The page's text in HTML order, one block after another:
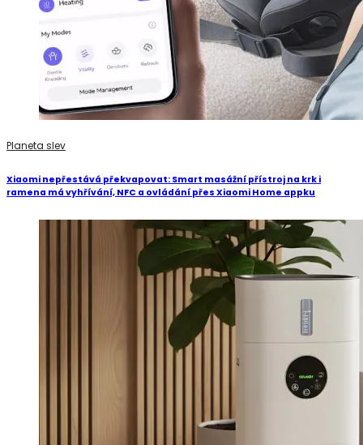
Planeta slev
Xiaomi nepřestává překvapovat: Smart masážní přístroj na krk i
ramena má vyhřívání, NFC a ovládání přes Xiaomi Home appku